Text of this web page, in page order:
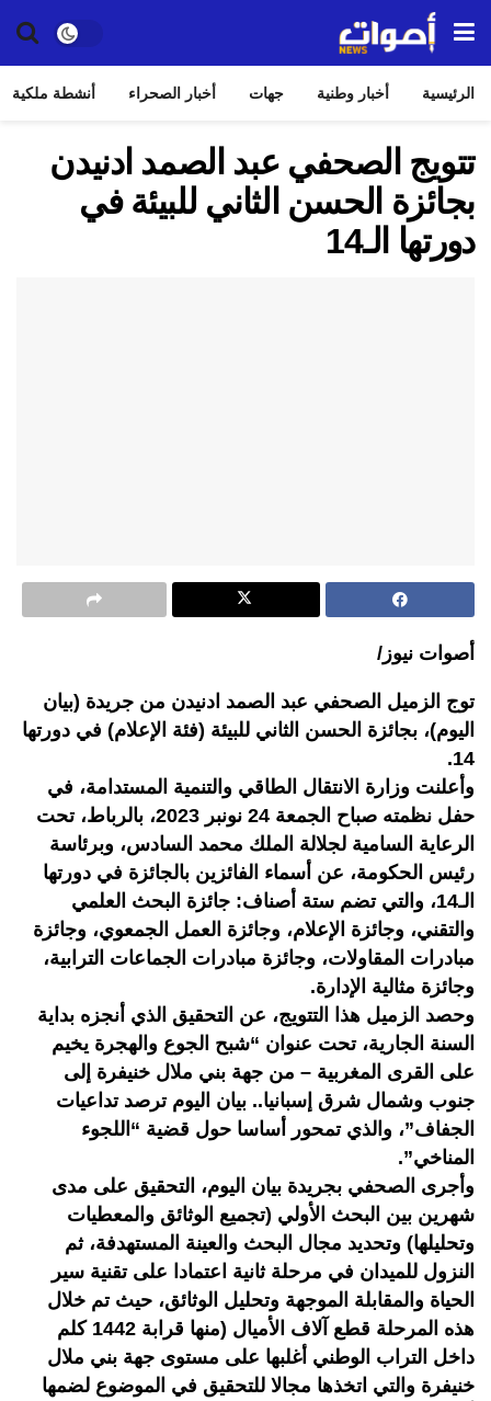
الرئيسية أخبار وطنية جهات أخبار الصحراء أنشطة ملكية
تتويج الصحفي عبد الصمد ادنيدن
بجائزة الحسن الثاني للبيئة في
دورتها الـ14
أصوات نيوز/
توج الزميل الصحفي عبد الصمد ادنيدن من جريدة (بيان
اليوم)، بجائزة الحسن الثاني للبيئة (فئة الإعلام) في دورتها
14.
وأعلنت وزارة الانتقال الطاقي والتنمية المستدامة، في
حفل نظمته صباح الجمعة 24 نونبر 2023، بالرباط، تحت
الرعاية السامية لجلالة الملك محمد السادس، وبرئاسة
رئيس الحكومة، عن أسماء الفائزين بالجائزة في دورتها
الـ14، والتي تضم ستة أصناف: جائزة البحث العلمي
والتقني، وجائزة الإعلام، وجائزة العمل الجمعوي، وجائزة
مبادرات المقاولات، وجائزة مبادرات الجماعات الترابية،
وجائزة مثالية الإدارة.
وحصد الزميل هذا التتويج، عن التحقيق الذي أنجزه بداية
السنة الجارية، تحت عنوان “شبح الجوع والهجرة يخيم
على القرى المغربية – من جهة بني ملال خنيفرة إلى
جنوب وشمال شرق إسبانيا.. بيان اليوم ترصد تداعيات
الجفاف”، والذي تمحور أساسا حول قضية “اللجوء
المناخي”.
وأجرى الصحفي بجريدة بيان اليوم، التحقيق على مدى
شهرين بين البحث الأولي (تجميع الوثائق والمعطيات
وتحليلها) وتحديد مجال البحث والعينة المستهدفة، ثم
النزول للميدان في مرحلة ثانية اعتمادا على تقنية سير
الحياة والمقابلة الموجهة وتحليل الوثائق، حيث تم خلال
هذه المرحلة قطع آلاف الأميال (منها قرابة 1442 كلم
داخل التراب الوطني أغلبها على مستوى جهة بني ملال
خنيفرة والتي اتخذها مجالا للتحقيق في الموضوع لضمها